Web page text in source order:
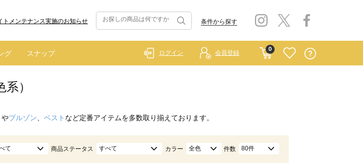
トメンテナンス実施のお知らせ 条件から探す
グ スナップ
0
ログイン 会員登録
）
やブルゾン ベスト など定番アイテムを多数取り揃えております。
て 商品ステータス すべて カラー 全色 件数 80件